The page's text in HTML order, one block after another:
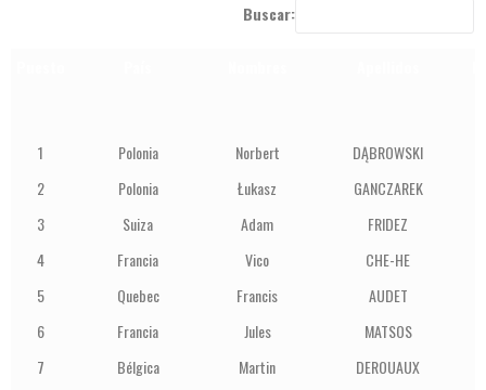
Buscar:
1
Polonia Norbert DĄBROWSKI
2
Polonia Łukasz GANCZAREK
3
Suiza Adam FRIDEZ
4
Francia Vico CHE-HE
5
Quebec Francis AUDET
6
Francia Jules MATSOS
7
Bélgica Martin DEROUAUX